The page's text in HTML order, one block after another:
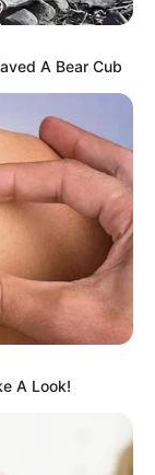
A Bear Cub
A Look!